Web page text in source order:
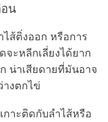
น
ส้ติ่งออก หรือการ
จะหลีกเลี่ยงได้ยาก
น่าเสียดายที่มันอาจ
างตกไข่
กาะติดกับลำไส้หรือ